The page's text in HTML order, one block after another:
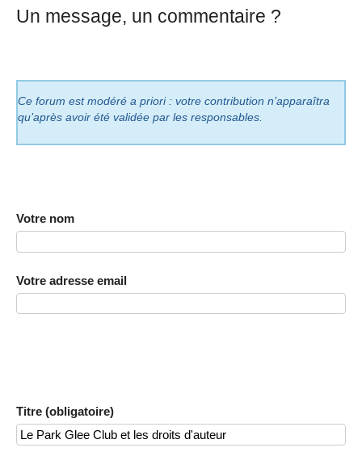
Un message, un commentaire ?
Ce forum est modéré a priori : votre contribution n’apparaîtra
qu’après avoir été validée par les responsables.
Votre nom
Votre adresse email
Titre (obligatoire)